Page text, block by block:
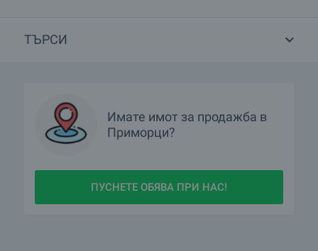
ТЪРСИ
Имате имот за продажба в
Приморци?
ПУСНЕТЕ ОБЯВА ПРИ НАС!